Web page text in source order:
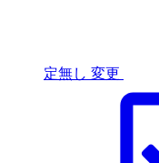
定無し 変更